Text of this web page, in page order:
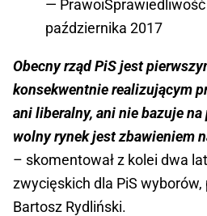
— PrawoiSprawiedliwość
października 2017
Obecny rząd PiS jest
konsekwentnie realizującym
ani liberalny, ani nie bazuje
wolny rynek jest zbawieniem
– skomentował z kolei dwa
zwycięskich dla PiS wyborów,
Bartosz Rydliński.